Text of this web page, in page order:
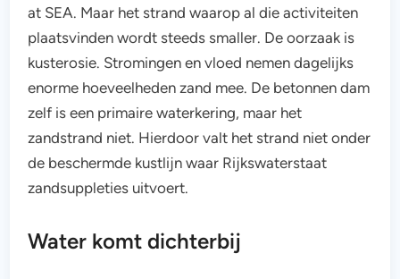
at SEA. Maar het strand waarop al die activiteiten
plaatsvinden wordt steeds smaller. De oorzaak is
kusterosie. Stromingen en vloed nemen dagelijks
enorme hoeveelheden zand mee. De betonnen dam
zelf is een primaire waterkering, maar het
zandstrand niet. Hierdoor valt het strand niet onder
de beschermde kustlijn waar Rijkswaterstaat
zandsuppleties uitvoert.
Water komt dichterbij